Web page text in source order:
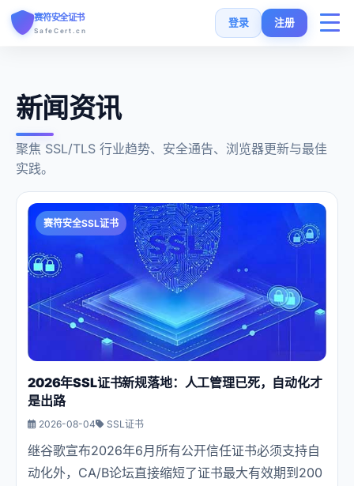
赛符安全证书
SafeCert.cn
登录 注册
SSL证书
免费证书
SSL安装指南
SSL工具
常见问题
USD CNY
新闻资讯
聚焦 SSL/TLS 行业趋势、安全通告、浏览器更新与最佳
实践。
赛符安全SSL证书
2026年SSL证书新规落地：人工管理已死，自动化才
是出路
2026-08-04 SSL证书
继谷歌宣布2026年6月所有公开信任证书必须支持自
动化外，CA/B论坛直接缩短了证书最大有效期到200